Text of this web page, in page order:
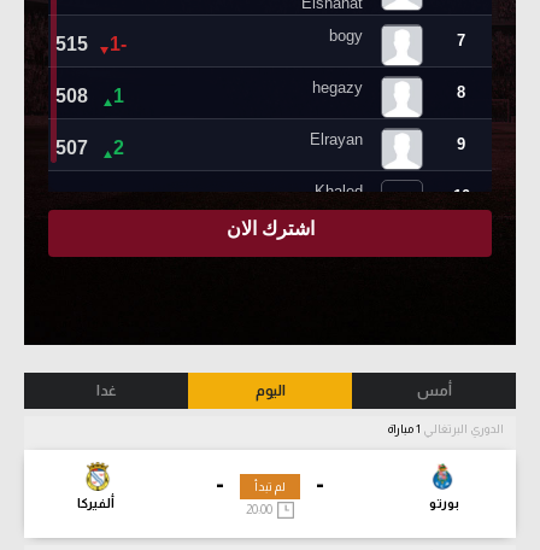
أمس اليوم غدا
الدوري البرتغالي
-
بورتو
-
ألفيركا
لم تبدأ